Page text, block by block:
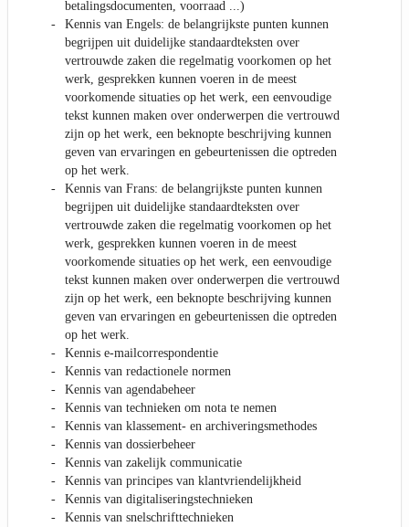
betalingsdocumenten, voorraad ...)
Kennis van Engels: de belangrijkste punten kunnen
begrijpen uit duidelijke standaardteksten over
vertrouwde zaken die regelmatig voorkomen op het
werk, gesprekken kunnen voeren in de meest
voorkomende situaties op het werk, een eenvoudige
tekst kunnen maken over onderwerpen die vertrouwd
zijn op het werk, een beknopte beschrijving kunnen
geven van ervaringen en gebeurtenissen die optreden
op het werk.
Kennis van Frans: de belangrijkste punten kunnen
begrijpen uit duidelijke standaardteksten over
vertrouwde zaken die regelmatig voorkomen op het
werk, gesprekken kunnen voeren in de meest
voorkomende situaties op het werk, een eenvoudige
tekst kunnen maken over onderwerpen die vertrouwd
zijn op het werk, een beknopte beschrijving kunnen
geven van ervaringen en gebeurtenissen die optreden
op het werk.
Kennis e-mailcorrespondentie
Kennis van redactionele normen
Kennis van agendabeheer
Kennis van technieken om nota te nemen
Kennis van klassement- en archiveringsmethodes
Kennis van dossierbeheer
Kennis van zakelijk communicatie
Kennis van principes van klantvriendelijkheid
Kennis van digitaliseringstechnieken
Kennis van snelschrifttechnieken